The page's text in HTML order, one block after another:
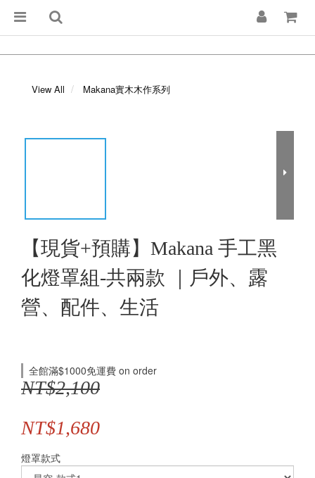
View All Makana實木木作系列
【現貨+預購】Makana 手工黑
化燈罩組-共兩款 ｜戶外、露
營、配件、生活
全館滿$1000免運費 on order
NT$2,100
NT$1,680
燈罩款式